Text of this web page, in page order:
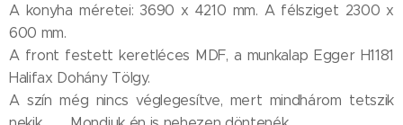
A konyha méretei: 3690 x 4210 mm. A félsziget 2300 x
600 mm.
A front festett keretléces MDF, a munkalap Egger H1181
Halifax Dohány Tölgy.
A szín még nincs véglegesítve, mert mindhárom tetszik